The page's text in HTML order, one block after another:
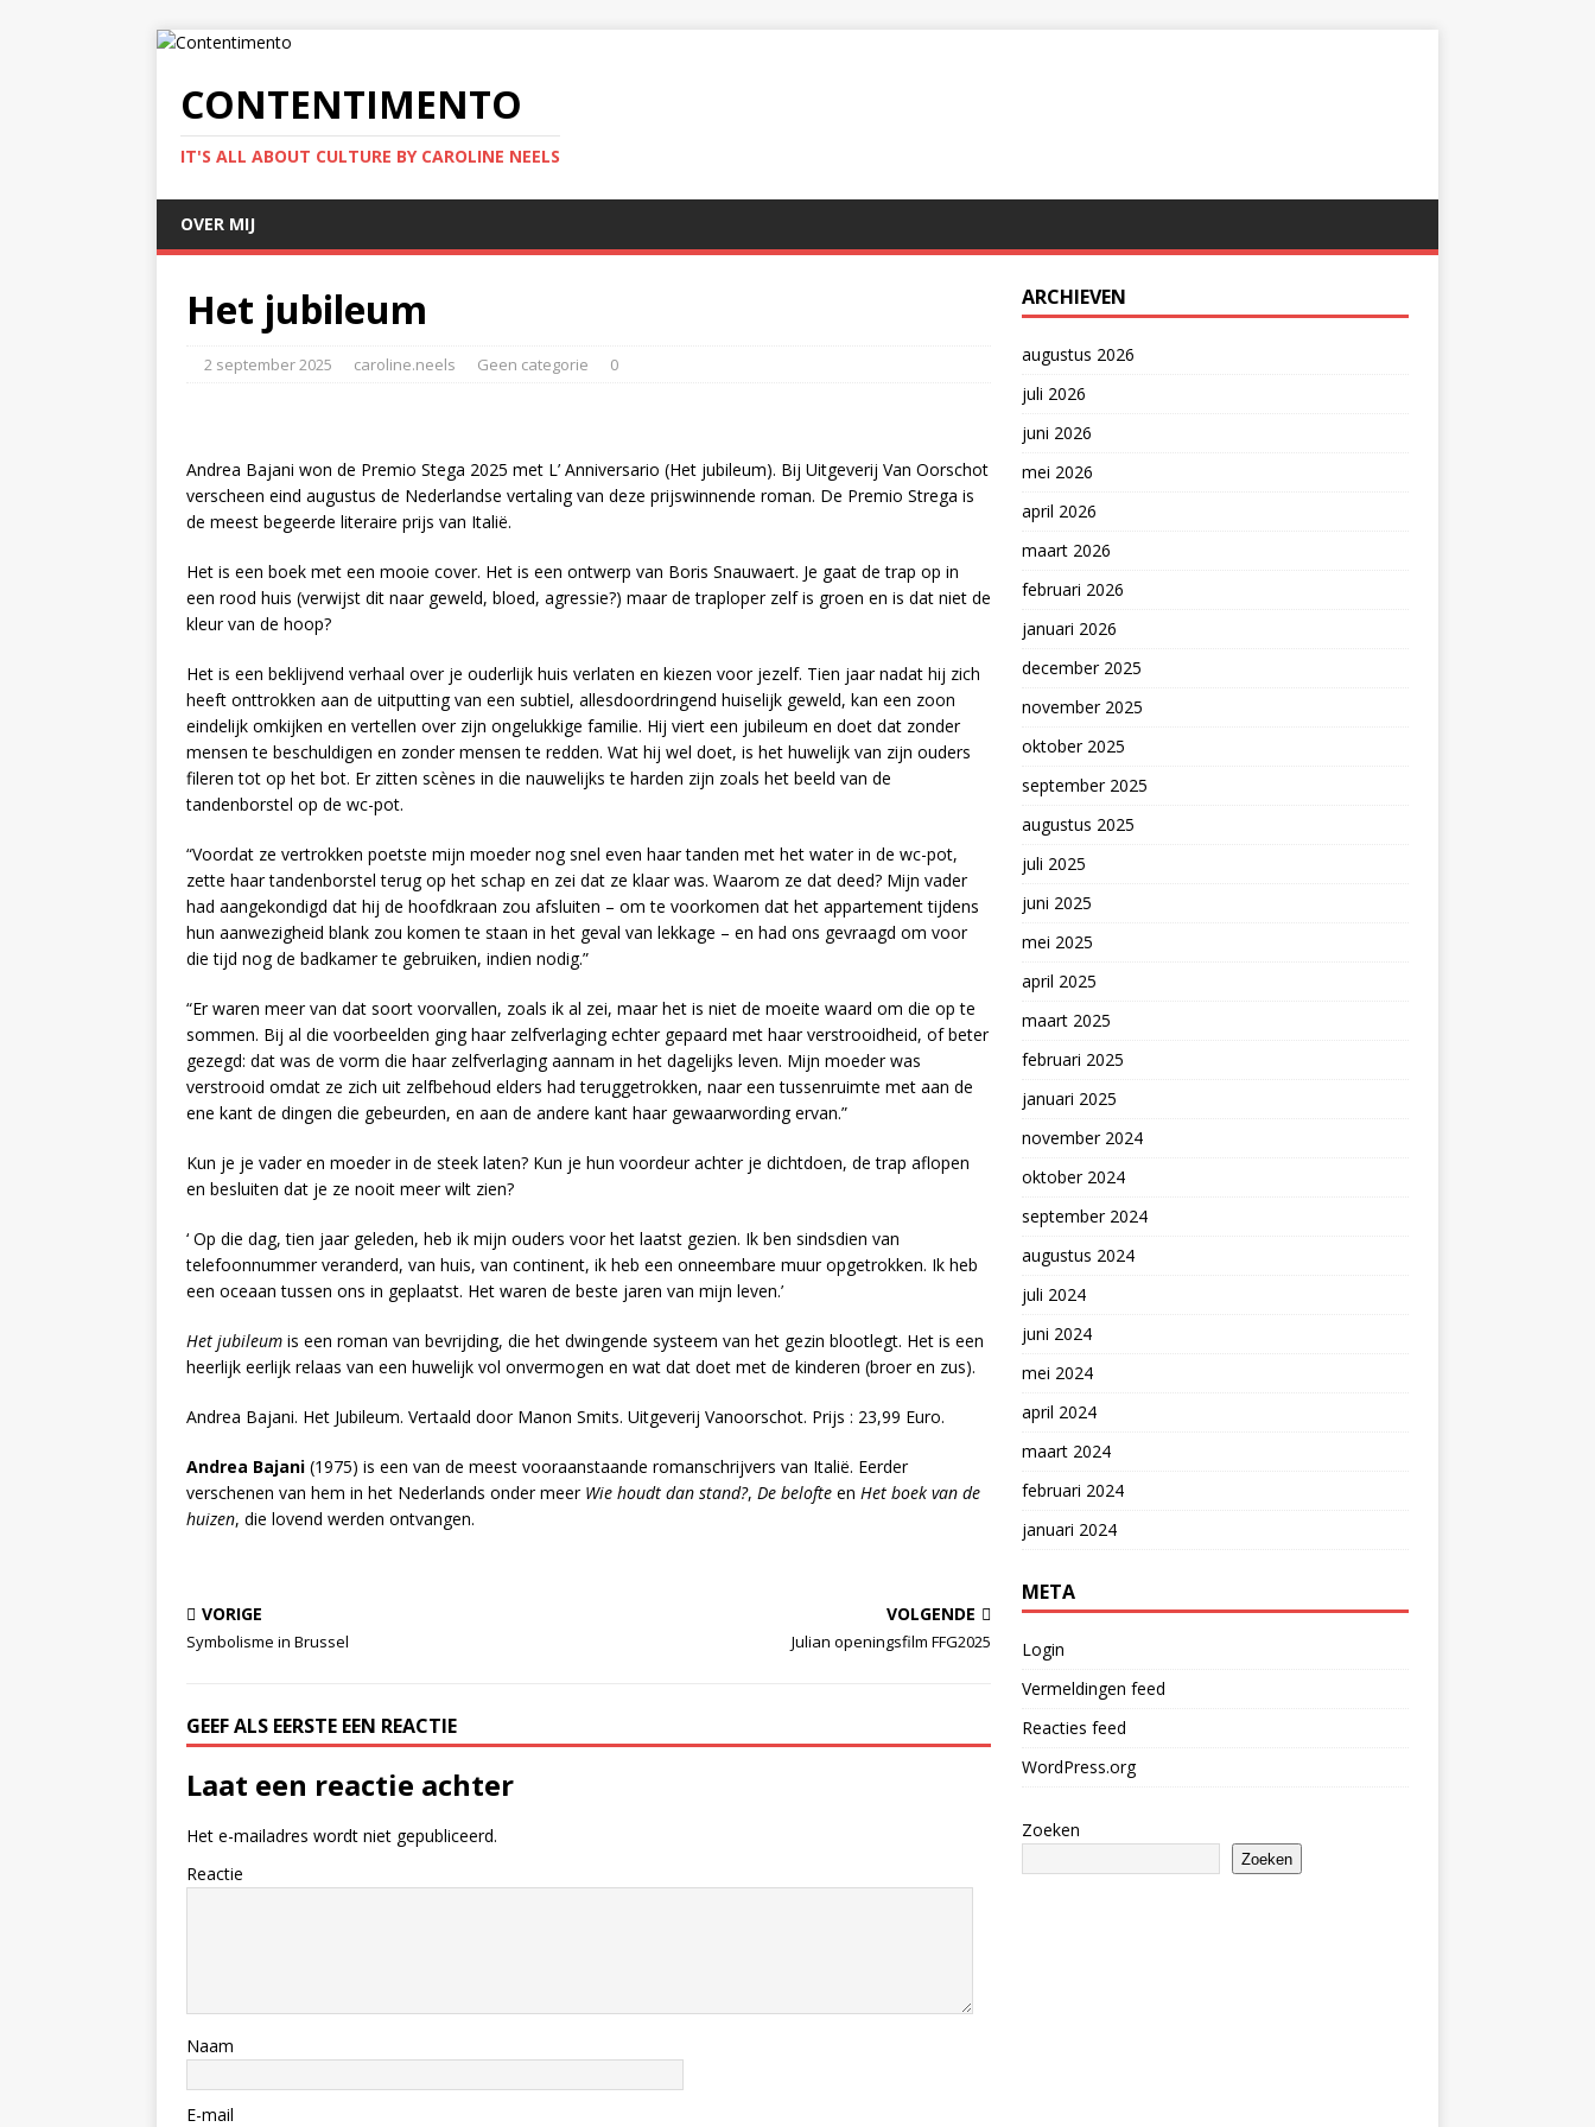
CONTENTIMENTO
IT'S ALL ABOUT CULTURE BY CAROLINE NEELS
OVER MIJ
Het jubileum
2 september 2025 caroline.neels Geen categorie 0
Andrea Bajani won de Premio Stega 2025 met L’ Anniversario (Het jubileum). Bij Uitgeverij Van Oorschot
verscheen eind augustus de Nederlandse vertaling van deze prijswinnende roman. De Premio Strega is
de meest begeerde literaire prijs van Italië.
Het is een boek met een mooie cover. Het is een ontwerp van Boris Snauwaert. Je gaat de trap op in
een rood huis (verwijst dit naar geweld, bloed, agressie?) maar de traploper zelf is groen en is dat niet de
kleur van de hoop?
Het is een beklijvend verhaal over je ouderlijk huis verlaten en kiezen voor jezelf. Tien jaar nadat hij zich
heeft onttrokken aan de uitputting van een subtiel, allesdoordringend huiselijk geweld, kan een zoon
eindelijk omkijken en vertellen over zijn ongelukkige familie. Hij viert een jubileum en doet dat zonder
mensen te beschuldigen en zonder mensen te redden. Wat hij wel doet, is het huwelijk van zijn ouders
fileren tot op het bot. Er zitten scènes in die nauwelijks te harden zijn zoals het beeld van de
tandenborstel op de wc-pot.
“Voordat ze vertrokken poetste mijn moeder nog snel even haar tanden met het water in de wc-pot,
zette haar tandenborstel terug op het schap en zei dat ze klaar was. Waarom ze dat deed? Mijn vader
had aangekondigd dat hij de hoofdkraan zou afsluiten – om te voorkomen dat het appartement tijdens
hun aanwezigheid blank zou komen te staan in het geval van lekkage – en had ons gevraagd om voor
die tijd nog de badkamer te gebruiken, indien nodig.”
“Er waren meer van dat soort voorvallen, zoals ik al zei, maar het is niet de moeite waard om die op te
sommen. Bij al die voorbeelden ging haar zelfverlaging echter gepaard met haar verstrooidheid, of beter
gezegd: dat was de vorm die haar zelfverlaging aannam in het dagelijks leven. Mijn moeder was
verstrooid omdat ze zich uit zelfbehoud elders had teruggetrokken, naar een tussenruimte met aan de
ene kant de dingen die gebeurden, en aan de andere kant haar gewaarwording ervan.”
Kun je je vader en moeder in de steek laten? Kun je hun voordeur achter je dichtdoen, de trap aflopen
en besluiten dat je ze nooit meer wilt zien?
‘ Op die dag, tien jaar geleden, heb ik mijn ouders voor het laatst gezien. Ik ben sindsdien van
telefoonnummer veranderd, van huis, van continent, ik heb een onneembare muur opgetrokken. Ik heb
een oceaan tussen ons in geplaatst. Het waren de beste jaren van mijn leven.’
Het jubileum is een roman van bevrijding, die het dwingende systeem van het gezin blootlegt. Het is een
heerlijk eerlijk relaas van een huwelijk vol onvermogen en wat dat doet met de kinderen (broer en zus).
Andrea Bajani. Het Jubileum. Vertaald door Manon Smits. Uitgeverij Vanoorschot. Prijs : 23,99 Euro.
Andrea Bajani (1975) is een van de meest vooraanstaande romanschrijvers van Italië. Eerder
verschenen van hem in het Nederlands onder meer Wie houdt dan stand?, De belofte en Het boek van de
huizen, die lovend werden ontvangen.
VORIGE
Symbolisme in Brussel
VOLGENDE
Julian openingsfilm FFG2025
GEEF ALS EERSTE EEN REACTIE
Laat een reactie achter
Het e-mailadres wordt niet gepubliceerd.
Reactie
Naam
E-mail
ARCHIEVEN
augustus 2026
juli 2026
juni 2026
mei 2026
april 2026
maart 2026
februari 2026
januari 2026
december 2025
november 2025
oktober 2025
september 2025
augustus 2025
juli 2025
juni 2025
mei 2025
april 2025
maart 2025
februari 2025
januari 2025
november 2024
oktober 2024
september 2024
augustus 2024
juli 2024
juni 2024
mei 2024
april 2024
maart 2024
februari 2024
januari 2024
META
Login
Vermeldingen feed
Reacties feed
WordPress.org
Zoeken
Zoeken